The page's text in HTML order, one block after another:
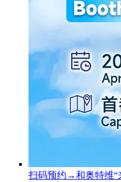
扫码预约→和奥特维“